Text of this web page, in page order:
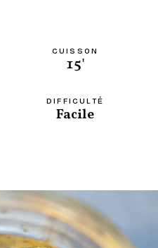
CUISSON
15'
DIFFICULTÉ
Facile